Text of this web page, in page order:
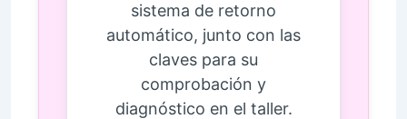
sistema de retorno
automático, junto con las
claves para su
comprobación y
diagnóstico en el taller.